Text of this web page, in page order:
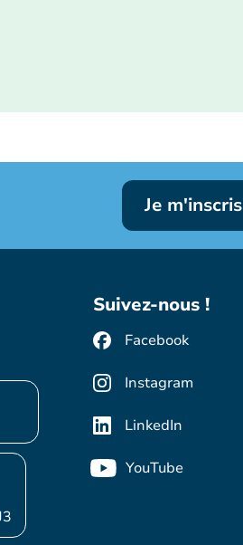
Je m'inscris
Suivez-nous !
Facebook
Instagram
LinkedIn
YouTube